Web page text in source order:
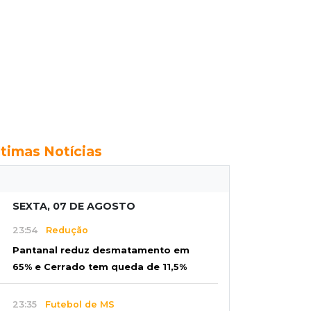
Notícias
SEXTA, 07 DE AGOSTO
23:54 Redução
Pantanal reduz desmatamento em
65% e Cerrado tem queda de 11,5%
23:35 Futebol de MS